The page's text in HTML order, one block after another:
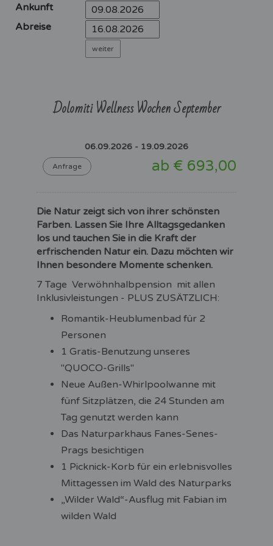
Ankunft
Abreise
Dolomiti Wellness Wochen September
06.09.2026 - 19.09.2026
ab € 693,00
Anfrage
Die Natur zeigt sich von ihrer schönsten
Farben. Lassen Sie Ihre Alltagsgedanken
los und tauchen Sie in die Kraft der
erfrischenden Natur ein. Dazu möchten wir
Ihnen besondere Momente schenken.
7 Tage Verwöhnhalbpension mit allen
Inklusivleistungen - PLUS ZUSÄTZLICH:
Romantik-Heublumenbad für 2
Personen
1 Gratis-Benutzung unseres
"QUOCO-Grills"
Neue Außen-Whirlpoolwanne mit
fünf Sitzplätzen, die 24 Stunden am
Tag genutzt werden kann
Das Naturparkhaus Fanes-Senes-
Prags besichtigen
1 Picknick-Korb für ein erlebnisvolles
Mittagessen im Wald des Naturparks
„Wilder Wald“-Ausflug mit Fabian im
wilden Wald